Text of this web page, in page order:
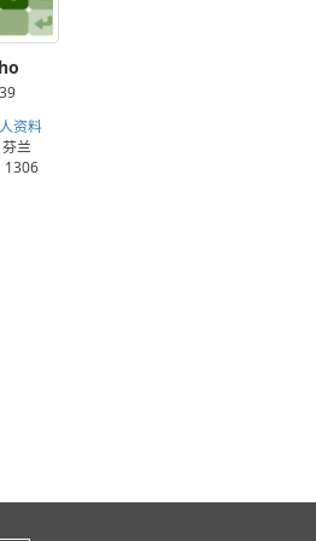
39
资料
兰
1306